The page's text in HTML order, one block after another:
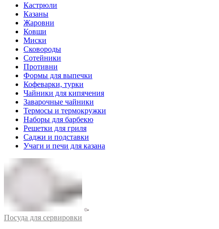
Кастрюли
Казаны
Жаровни
Ковши
Миски
Сковороды
Сотейники
Противни
Формы для выпечки
Кофеварки, турки
Чайники для кипячения
Заварочные чайники
Термосы и термокружки
Наборы для барбекю
Решетки для гриля
Саджи и подставки
Учаги и печи для казана
Посуда для сервировки